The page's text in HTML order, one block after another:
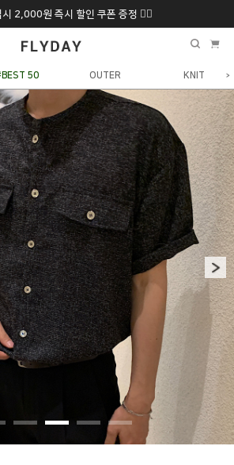
시 2,000원 즉시 할인 쿠폰 증정 ❤️‍🔥
10~20% 9/6 화 ~ 9/12월
50 OUTER KNIT